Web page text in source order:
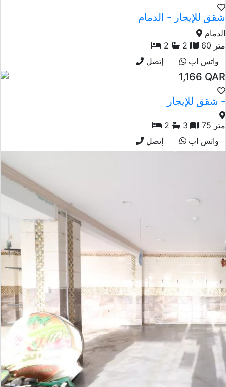
شقق للإيجار - الدمام
الدمام
2
2
60 متر
إتصل
واتس اب
1,166 QAR
شقق للإيجار -
2 3
75 متر
إتصل
واتس اب